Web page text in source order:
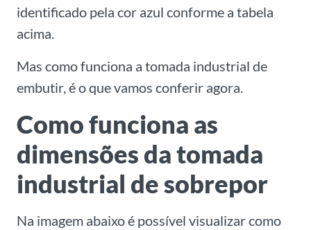
identificado pela cor azul conforme a tabela
acima.
Mas como funciona a tomada industrial de
embutir, é o que vamos conferir agora.
Como funciona as
dimensões da tomada
industrial de sobrepor
Na imagem abaixo é possível visualizar como